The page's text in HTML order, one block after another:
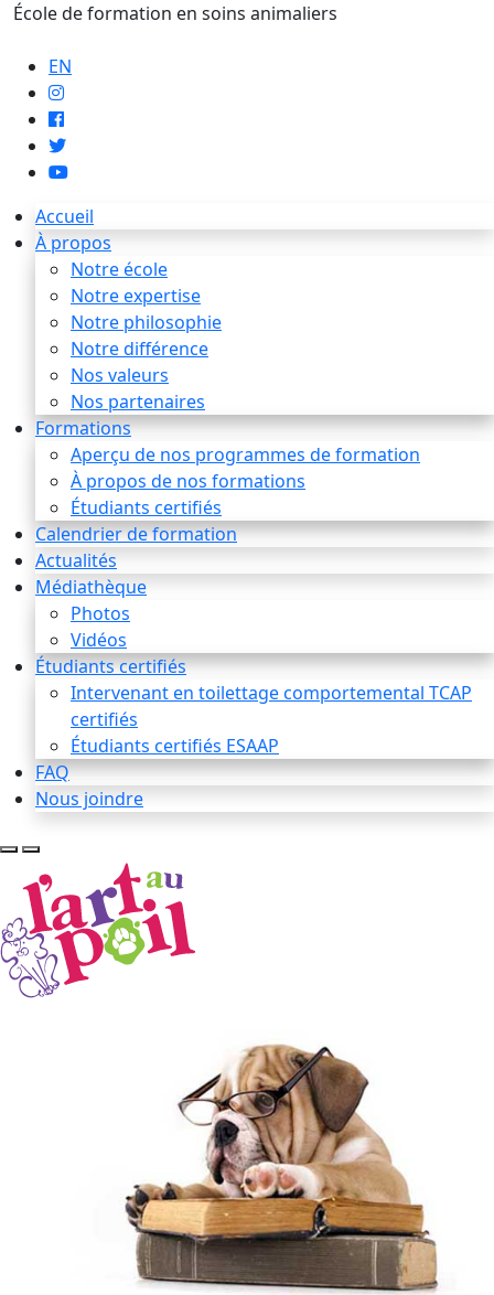
École de formation en soins animaliers
EN
Accueil
À propos
Notre école
Notre expertise
Notre philosophie
Notre différence
Nos valeurs
Nos partenaires
Formations
Aperçu de nos programmes de formation
À propos de nos formations
Étudiants certifiés
Calendrier de formation
Actualités
Médiathèque
Photos
Vidéos
Étudiants certifiés
Intervenant en toilettage comportemental TCAP
certifiés
Étudiants certifiés ESAAP
FAQ
Nous joindre